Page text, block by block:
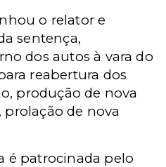
o relator e
sentença,
dos autos à vara do
reabertura dos
produção de nova
prolação de nova
é patrocinada pelo